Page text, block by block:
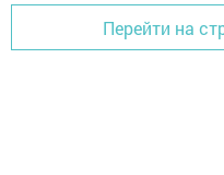
Перейти на